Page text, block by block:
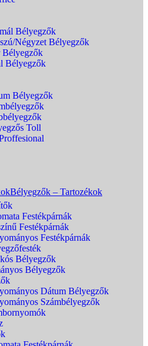
Bélyegzők
Négyzet Bélyegzők
Bélyegzők
Bélyegzők
Toll
Bélyegzők – Tartozékok
Festékpárnák
Festékpárnák
Festékpárnák
Bélyegzők
Bélyegzők
Dátum Bélyegzők
Számbélyegzők